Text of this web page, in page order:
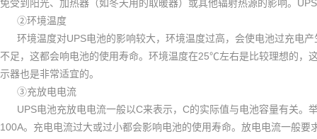
免受到阳光、加热器（如冬天用的取暖器）或其他辐射热源的影响。 UPS
②环境温度
环境温度对UPS电池的影响较大，环境温度过高，会使电池过充电
不足，这都会响电池的使用寿命。环境温度在25℃左右是比较理想的，
示器也是非常适宜的。
③充放电电流
UPS电池充放电电流一般以C来表示， C的实际值与电池容量有关。
100A。充电电流过大或过小都会影响电池的使用寿命。放电电流一般要